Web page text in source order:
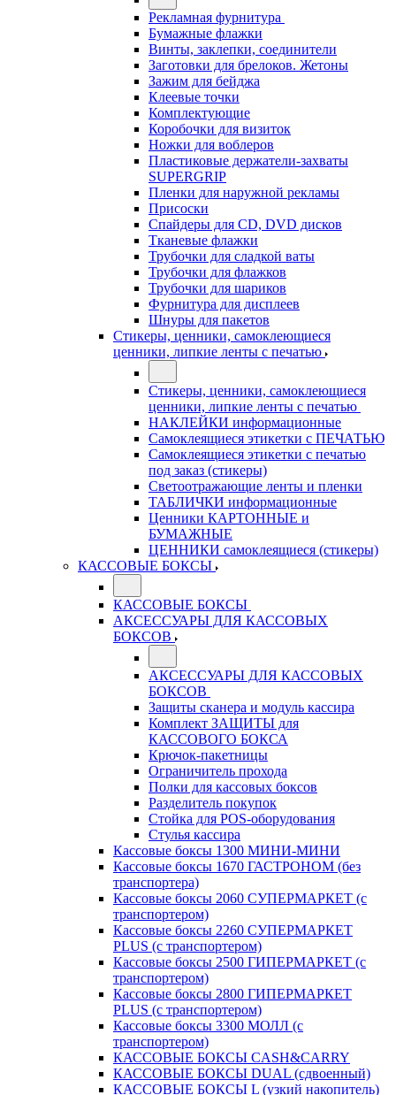
Рекламная фурнитура
Бумажные флажки
Винты, заклепки, соединители
Заготовки для брелоков. Жетоны
Зажим для бейджа
Клеевые точки
Комплектующие
Коробочки для визиток
Ножки для воблеров
Пластиковые держатели-захваты
SUPERGRIP
Пленки для наружной рекламы
Присоски
Спайдеры для CD, DVD дисков
Тканевые флажки
Трубочки для сладкой ваты
Трубочки для флажков
Трубочки для шариков
Фурнитура для дисплеев
Шнуры для пакетов
Стикеры, ценники, самоклеющиеся
ценники, липкие ленты с печатью
Стикеры, ценники, самоклеющиеся
ценники, липкие ленты с печатью
НАКЛЕЙКИ информационные
Самоклеящиеся этикетки с ПЕЧАТЬЮ
Самоклеящиеся этикетки с печатью
под заказ (стикеры)
Светоотражающие ленты и пленки
ТАБЛИЧКИ информационные
Ценники КАРТОННЫЕ и
БУМАЖНЫЕ
ЦЕННИКИ самоклеящиеся (стикеры)
КАССОВЫЕ БОКСЫ
КАССОВЫЕ БОКСЫ
АКСЕССУАРЫ ДЛЯ КАССОВЫХ
БОКСОВ
АКСЕССУАРЫ ДЛЯ КАССОВЫХ
БОКСОВ
Защиты сканера и модуль кассира
Комплект ЗАЩИТЫ для
КАССОВОГО БОКСА
Крючок-пакетницы
Ограничитель прохода
Полки для кассовых боксов
Разделитель покупок
Стойка для POS-оборудования
Стулья кассира
Кассовые боксы 1300 МИНИ-МИНИ
Кассовые боксы 1670 ГАСТРОНОМ (без
транспортера)
Кассовые боксы 2060 СУПЕРМАРКЕТ (с
транспортером)
Кассовые боксы 2260 СУПЕРМАРКЕТ
PLUS (с транспортером)
Кассовые боксы 2500 ГИПЕРМАРКЕТ (с
транспортером)
Кассовые боксы 2800 ГИПЕРМАРКЕТ
PLUS (с транспортером)
Кассовые боксы 3300 МОЛЛ (с
транспортером)
КАССОВЫЕ БОКСЫ CASH&CARRY
КАССОВЫЕ БОКСЫ DUAL (сдвоенный)
КАССОВЫЕ БОКСЫ L (узкий накопитель)